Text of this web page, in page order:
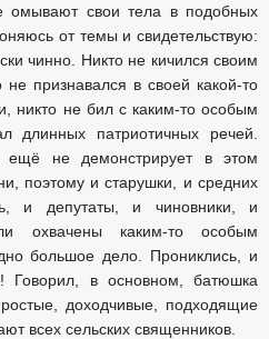
омывают свои тела в подобных
от темы и свидетельствую:
чинно. Никто не кичился своим
признавался в своей какой-то
никто не бил с каким-то особым
длинных патриотичных речей.
ещё не демонстрирует в этом
поэтому и старушки, и средних
и депутаты, и чиновники, и
охвачены каким-то особым
большое дело. Прониклись, и
в основном, батюшка
доходчивые, подходящие
всех сельских священников.